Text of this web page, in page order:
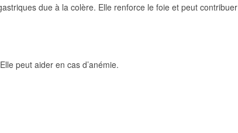
due à la colère. Elle renforce le foie et peut contribuer
peut aider en cas d’anémie.